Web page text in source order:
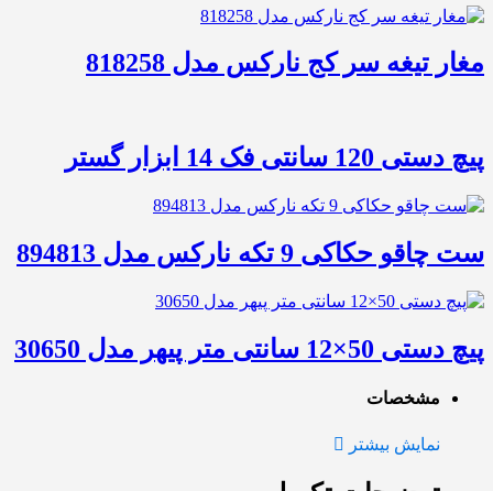
مغار تیغه سر کج نارکس مدل 818258
پیچ دستی 120 سانتی فک 14 ابزار گستر
ست چاقو حکاکی 9 تکه نارکس مدل 894813
پیچ دستی 50×12 سانتی متر پیهر مدل 30650
مشخصات
نمایش بیشتر